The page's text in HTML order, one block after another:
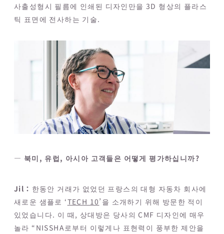
사출성형시 필름에 인쇄된 디자인만을 3D 형상의 플라스
틱 표면에 전사하는 기술.
― 북미, 유럽, 아시아 고객들은 어떻게 평가하십니까?
Jil： 한동안 거래가 없었던 프랑스의 대형 자동차 회사에
새로운 샘플로 ‘TECH 10’을 소개하기 위해 방문한 적이
있었습니다. 이 때, 상대방은 당사의 CMF 디자인에 매우
놀라 “NISSHA로부터 이렇게나 표현력이 풍부한 제안을